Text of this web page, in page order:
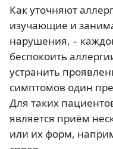
Как уточняют
изучающие и
нарушения, –
беспокоить
устранить
симптомов один
Для таких
является приём
или их форм,